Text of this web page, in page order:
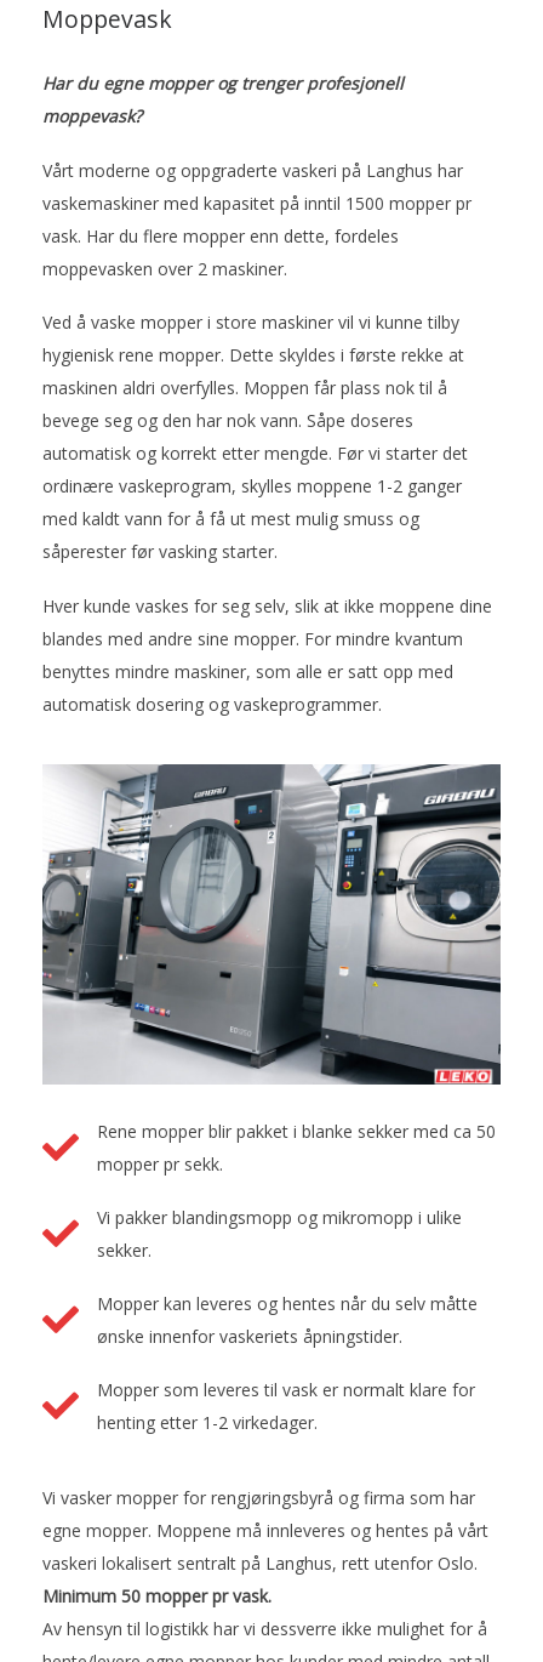
Moppevask
Har du egne mopper og trenger profesjonell
moppevask?
Vårt moderne og oppgraderte vaskeri på Langhus har
vaskemaskiner med kapasitet på inntil 1500 mopper pr
vask. Har du flere mopper enn dette, fordeles
moppevasken over 2 maskiner.
Ved å vaske mopper i store maskiner vil vi kunne tilby
hygienisk rene mopper. Dette skyldes i første rekke at
maskinen aldri overfylles. Moppen får plass nok til å
bevege seg og den har nok vann. Såpe doseres
automatisk og korrekt etter mengde. Før vi starter det
ordinære vaskeprogram, skylles moppene 1-2 ganger
med kaldt vann for å få ut mest mulig smuss og
såperester før vasking starter.
Hver kunde vaskes for seg selv, slik at ikke moppene dine
blandes med andre sine mopper. For mindre kvantum
benyttes mindre maskiner, som alle er satt opp med
automatisk dosering og vaskeprogrammer.
Rene mopper blir pakket i blanke sekker med ca 50
mopper pr sekk.
Vi pakker blandingsmopp og mikromopp i ulike
sekker.
Mopper kan leveres og hentes når du selv måtte
ønske innenfor vaskeriets åpningstider.
Mopper som leveres til vask er normalt klare for
henting etter 1-2 virkedager.
Vi vasker mopper for rengjøringsbyrå og firma som har
egne mopper. Moppene må innleveres og hentes på vårt
vaskeri lokalisert sentralt på Langhus, rett utenfor Oslo.
Minimum 50 mopper pr vask.
Av hensyn til logistikk har vi dessverre ikke mulighet for å